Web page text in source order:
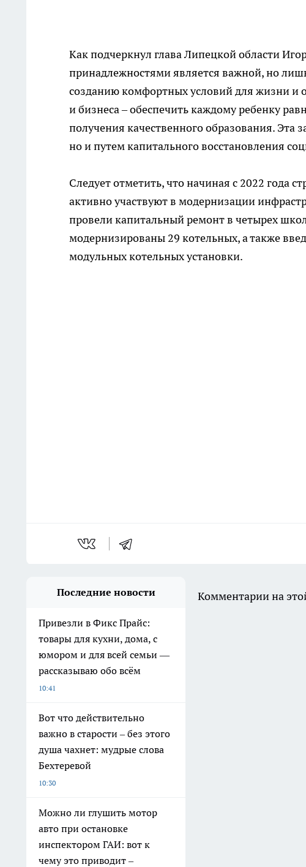
Как подчеркнул глава Липецкой области
принадлежностями является важной, но
созданию комфортных условий для жизни и
и бизнеса – обеспечить каждому ребенку
получения качественного образования. Эта
но и путем капитального восстановления
Следует отметить, что начиная с 2022 года
активно участвуют в модернизации
провели капитальный ремонт в четырех
модернизированы 29 котельных, а также
модульных котельных установки.
Последние новости
Привезли в Фикс Прайс:
товары для кухни, дома, с
юмором и для всей семьи —
рассказываю обо всём
10:41
Вот что действительно
важно в старости – без этого
душа чахнет: мудрые слова
Бехтеревой
10:30
Можно ли глушить мотор
авто при остановке
инспектором ГАИ: вот к
чему это приводит –
Комментарии на